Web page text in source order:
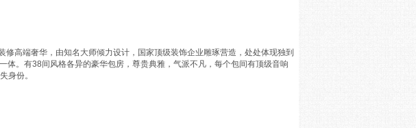
高端奢华，由知名大师倾力设计，国家顶级装饰企业雕琢营造，处处体现独到
体。有38间风格各异的豪华包房，尊贵典雅，气派不凡，每个包间有顶级音响
身份。